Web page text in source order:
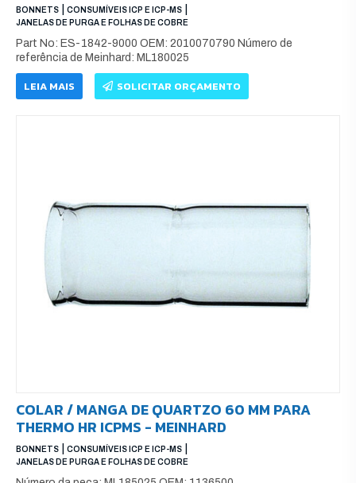
BONNETS CONSUMÍVEIS ICP E ICP-MS
JANELAS DE PURGA E FOLHAS DE COBRE
Part No: ES-1842-9000 OEM: 2010070790 Número de
referência de Meinhard: ML180025
LEIA MAIS SOLICITAR ORÇAMENTO
COLAR / MANGA DE QUARTZO 60 MM PARA
THERMO HR ICPMS - MEINHARD
BONNETS CONSUMÍVEIS ICP E ICP-MS
JANELAS DE PURGA E FOLHAS DE COBRE